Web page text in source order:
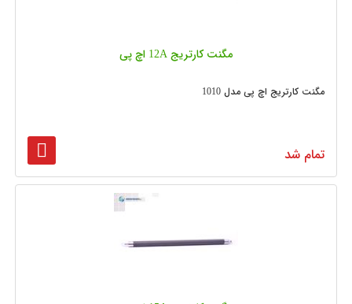
مگنت کارتریج 12A اچ پی
مگنت کارتریج اچ پی مدل 1010
تمام شد